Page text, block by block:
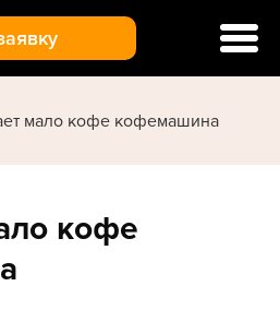
Отзывы
мало кофе кофемашина
кофе